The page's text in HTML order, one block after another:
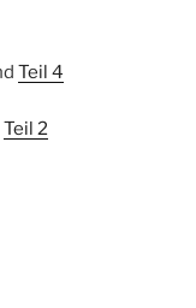
Teil 4
Teil 2